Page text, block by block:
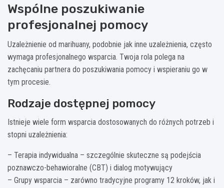
Wspólne poszukiwanie
profesjonalnej pomocy
Uzależnienie od marihuany, podobnie jak inne uzależnienia, często
wymaga profesjonalnego wsparcia. Twoja rola polega na
zachęcaniu partnera do poszukiwania pomocy i wspieraniu go w
tym procesie.
Rodzaje dostępnej pomocy
Istnieje wiele form wsparcia dostosowanych do różnych potrzeb i
stopni uzależnienia:
– Terapia indywidualna – szczególnie skuteczne są podejścia
poznawczo-behawioralne (CBT) i dialog motywujący
– Grupy wsparcia – zarówno tradycyjne programy 12 kroków, jak i